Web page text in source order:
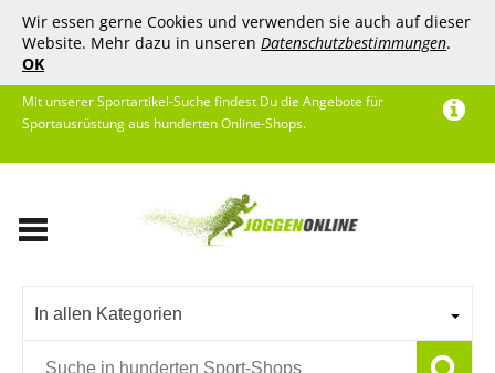
Wir essen gerne Cookies und verwenden sie auch auf dieser
Website. Mehr dazu in unseren Datenschutzbestimmungen.
OK
Mit unserer Sportartikel-Suche findest Du die Angebote für
Sportausrüstung aus hunderten Online-Shops.
In allen Kategorien